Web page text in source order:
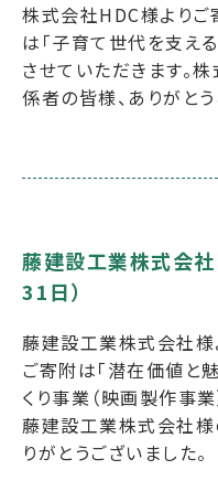
株式会社HDC様よりご
は「子育て世代を支え
させていただきます。
係者の皆様、ありがとう
藤建設工業株式会
31日）
藤建設工業株式会社様
ご寄附は「潜在価値と
くり事業（映画製作事業
藤建設工業株式会社様
りがとうございました。